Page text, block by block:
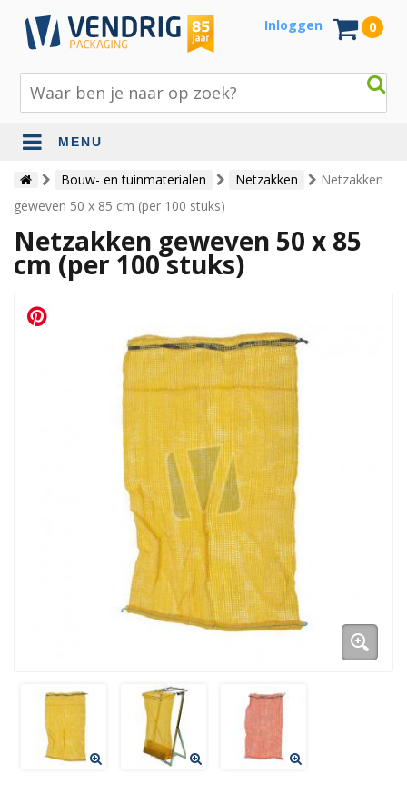
Inloggen 0
MENU
Beschermingsmateriaal
Bouw- en tuinmaterialen
Inpak - en verzendmaterialen
Jute en lopers
Papier en karton
Duurzame verpakkingen
Bedrukte verpakkingen
Bouw- en tuinmaterialen Netzakken
Netzakken
geweven 50 x 85 cm (per 100 stuks)
Netzakken geweven 50 x 85
cm (per 100 stuks)